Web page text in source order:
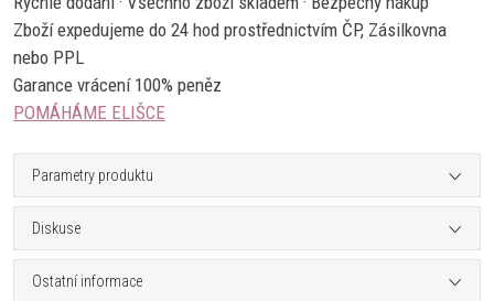
Zboží expedujeme do 24 hod prostřednictvím ČP, Zásilkovna
nebo PPL
Garance vrácení 100% peněz
POMÁHÁME ELIŠCE
Parametry produktu
Diskuse
Ostatní informace